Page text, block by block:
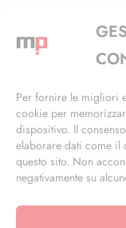
Per fornire le migliori
cookie per
dispositivo. Il
elaborare dati come il
questo sito. Non
negativamente su
Via Alfieri,
+39 02